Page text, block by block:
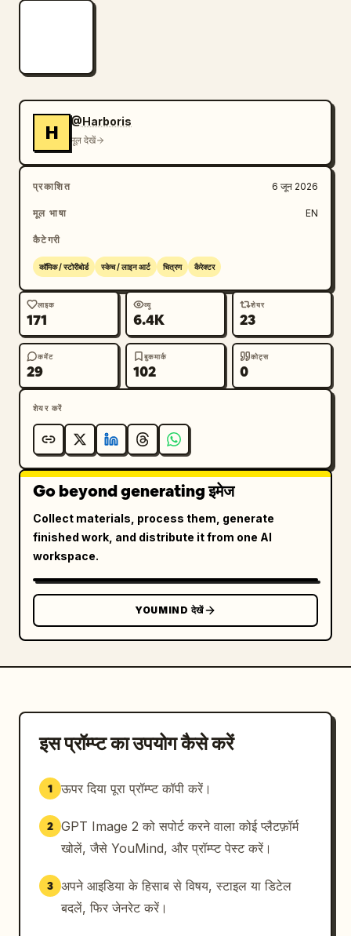
H
@Harboris
मूल देखें
प्रकाशित 6 जून 2026
मूल भाषा EN
कैटेगरी
कॉमिक / स्टोरीबोर्ड स्केच / लाइन आर्ट चित्रण कैरेक्टर
लाइक
171
व्यू
6.4K
शेयर
23
कमेंट
29
बुकमार्क
102
कोट्स
0
शेयर करें
Go beyond generating इमेज
Collect materials, process them, generate
finished work, and distribute it from one AI
workspace.
YOUMIND देखें
इस प्रॉम्प्ट का उपयोग कैसे करें
1 ऊपर दिया पूरा प्रॉम्प्ट कॉपी करें।
2 GPT Image 2 को सपोर्ट करने वाला कोई प्लैटफ़ॉर्म
खोलें, जैसे YouMind, और प्रॉम्प्ट पेस्ट करें।
3 अपने आइडिया के हिसाब से विषय, स्टाइल या डिटेल
बदलें, फिर जेनरेट करें।